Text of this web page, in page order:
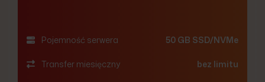
Pojemność serwera 50 GB SSD/NVMe
Transfer miesięczny bez limitu